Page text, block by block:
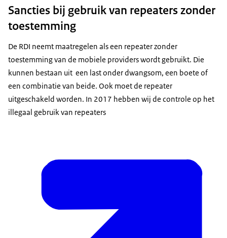
Sancties bij gebruik van repeaters zonder
toestemming
De RDI neemt maatregelen als een repeater zonder
toestemming van de mobiele providers wordt gebruikt. Die
kunnen bestaan uit een last onder dwangsom, een boete of
een combinatie van beide. Ook moet de repeater
uitgeschakeld worden. In 2017 hebben wij de controle op het
illegaal gebruik van repeaters